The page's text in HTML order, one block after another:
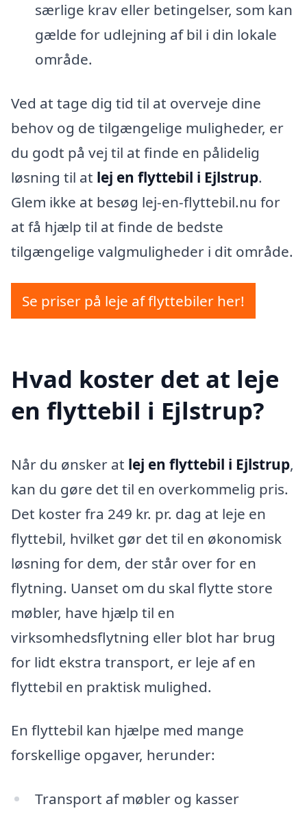
særlige krav eller betingelser, som kan
gælde for udlejning af bil i din lokale
område.
Ved at tage dig tid til at overveje dine
behov og de tilgængelige muligheder, er
du godt på vej til at finde en pålidelig
løsning til at lej en flyttebil i Ejlstrup.
Glem ikke at besøg lej-en-flyttebil.nu for
at få hjælp til at finde de bedste
tilgængelige valgmuligheder i dit område.
Se priser på leje af flyttebiler her!
Hvad koster det at leje
en flyttebil i Ejlstrup?
Når du ønsker at lej en flyttebil i Ejlstrup,
kan du gøre det til en overkommelig pris.
Det koster fra 249 kr. pr. dag at leje en
flyttebil, hvilket gør det til en økonomisk
løsning for dem, der står over for en
flytning. Uanset om du skal flytte store
møbler, have hjælp til en
virksomhedsflytning eller blot har brug
for lidt ekstra transport, er leje af en
flyttebil en praktisk mulighed.
En flyttebil kan hjælpe med mange
forskellige opgaver, herunder:
Transport af møbler og kasser